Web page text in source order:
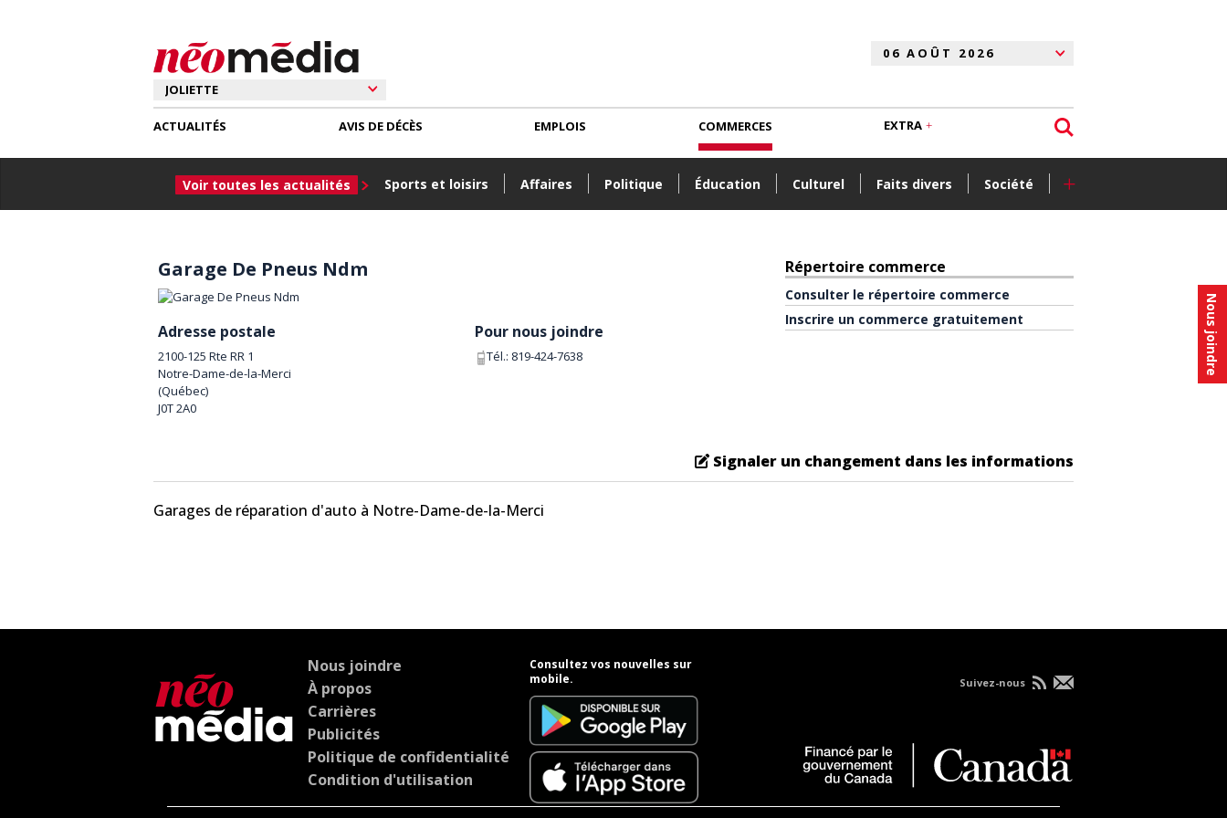
Nous joindre
ACTUALITÉS
Voir toutes les actualités Sports et loisirs Affaires Politique Éducation Culturel Faits divers Société +
AVIS DE DÉCÈS EMPLOIS COMMERCES EXTRA
Garage De Pneus Ndm
Adresse postale
2100-125 Rte RR 1
Notre-Dame-de-la-Merci
(Québec)
J0T 2A0
Pour nous joindre
Tél.: 819-424-7638
Répertoire commerce
Consulter le répertoire commerce
Inscrire un commerce gratuitement
Signaler un changement dans les informations
Garages de réparation d'auto à Notre-Dame-de-la-Merci
Nous joindre
À propos
Carrières
Publicités
Politique de confidentialité
Condition d'utilisation
Consultez vos nouvelles sur
mobile.
Suivez-nous